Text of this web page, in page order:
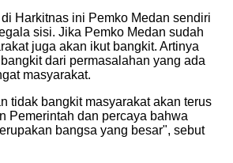
Harkitnas ini Pemko Medan sendiri
sisi. Jika Pemko Medan sudah
juga akan ikut bangkit. Artinya
dari permasalahan yang ada
masyarakat.
tidak bangkit masyarakat akan terus
Pemerintah dan percaya bahwa
bangsa yang besar", sebut